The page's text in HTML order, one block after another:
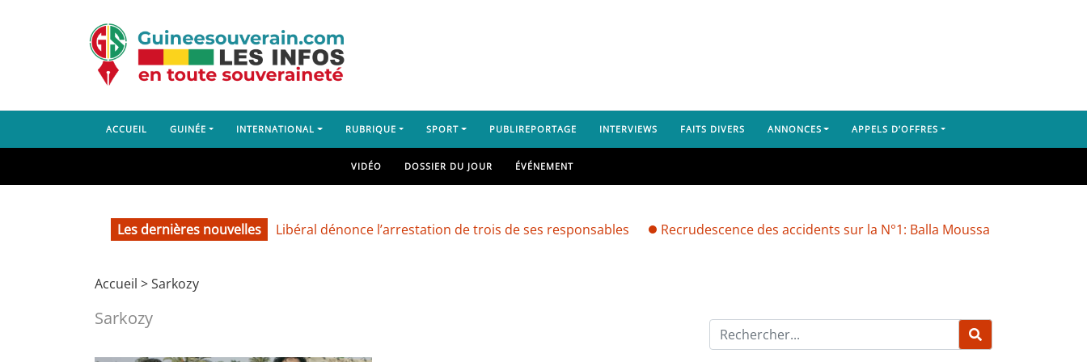
ACCUEIL GUINÉE INTERNATIONAL RUBRIQUE SPORT PUBLIREPORTAGE INTERVIEWS FAITS DIVERS ANNONCES APPELS D’OFFRES
VIDÉO DOSSIER DU JOUR ÉVÉNEMENT
Les dernières nouvelles
Guéckédou : le Bloc Libéral dénonce l’arrestation de trois de ses responsables Recrudescence des accidents sur la N°1: Balla Moussa Konaté pointe du
Accueil >Sarkozy
Sarkozy